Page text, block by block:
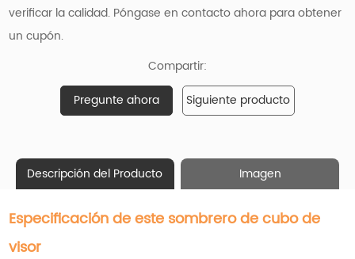
verificar la calidad. Póngase en contacto ahora para obtener
un cupón.
Compartir:
Pregunte ahora
Siguiente producto
Descripción del Producto Imagen
Especificación de este sombrero de cubo de
visor